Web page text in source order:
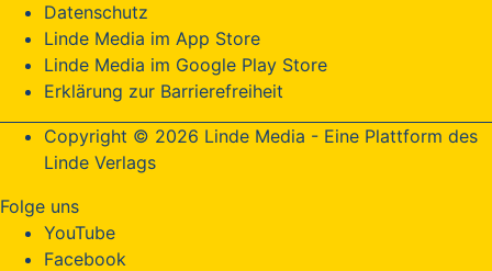
Datenschutz
Linde Media im App Store
Linde Media im Google Play Store
Erklärung zur Barrierefreiheit
Copyright © 2026 Linde Media - Eine Plattform des
Linde Verlags
Folge uns
YouTube
Facebook